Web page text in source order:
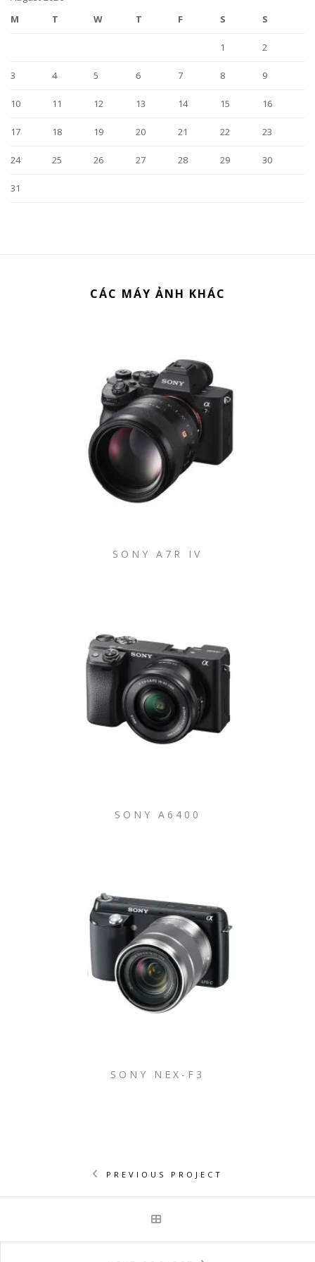
M
T W T F S S
1 2
3 4 5 6 7 8 9
10 11 12 13 14 15 16
17 18 19 20 21 22 23
24 25 26 27 28 29 30
31
CÁC MÁY ẢNH KHÁC
SONY A7R IV
SONY A6400
SONY NEX-F3
PREVIOUS PROJECT